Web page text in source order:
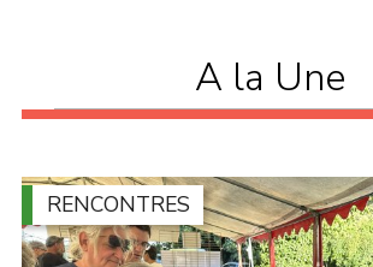
A la Une
RENCONTRES